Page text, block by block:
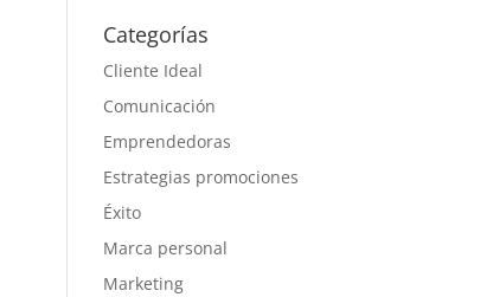
Categorías
Cliente Ideal
Comunicación
Emprendedoras
Estrategias promociones
Éxito
Marca personal
Marketing